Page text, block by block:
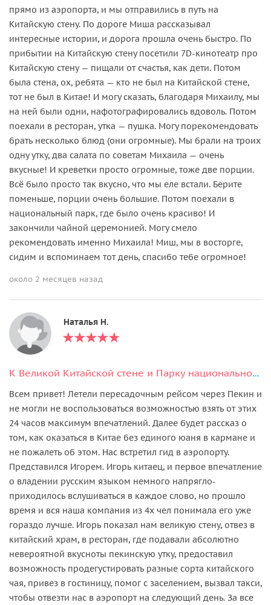
прямо из аэропорта, и мы отправились в путь на
Китайскую стену. По дороге Миша рассказывал
интересные истории, и дорога прошла очень быстро. По
прибытии на Китайскую стену посетили 7D-кинотеатр про
Китайскую стену — пищали от счастья, как дети. Потом
была стена, ох, ребята — кто не был на Китайской стене,
тот не был в Китае! И могу сказать, благодаря Михаилу, мы
на ней были одни, нафотографировались вдоволь. Потом
поехали в ресторан, утка — пушка. Могу порекомендовать
брать несколько блюд (они огромные). Мы брали на троих
одну утку, два салата по советам Михаила — очень
вкусные! И креветки просто огромные, тоже две порции.
Всё было просто так вкусно, что мы еле встали. Берите
поменьше, порции очень большие. Потом поехали в
национальный парк, где было очень красиво! И
закончили чайной церемонией. Могу смело
рекомендовать именно Михаила! Миш, мы в восторге,
сидим и вспоминаем тот день, спасибо тебе огромное!
около 2 месяцев назад
Наталья Н.
К Великой Китайской стене и Парку национальностей (маршрут на выбор)
Всем привет! Летели пересадочным рейсом через Пекин и
не могли не воспользоваться возможностью взять от этих
24 часов максимум впечатлений. Далее будет рассказ о
том, как оказаться в Китае без единого юаня в кармане и
не пожалеть об этом. Нас встретил гид в аэропорту.
Представился Игорем. Игорь китаец, и первое впечатление
о владении русским языком немного напрягло-
приходилось вслушиваться в каждое слово, но прошло
время и вся наша компания из 4х чел понимала его уже
гораздо лучше. Игорь показал нам великую стену, отвез в
китайский храм, в ресторан, где подавали абсолютно
невероятной вкусноты пекинскую утку, предоставил
возможность продегустировать разные сорта китайского
чая, привез в гостиницу, помог с заселением, вызвал такси,
чтобы отвезти нас в аэропорт на следующий день. За все